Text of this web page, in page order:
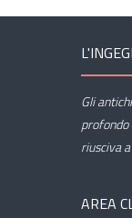
Gli
profondo
riusciva
AREA